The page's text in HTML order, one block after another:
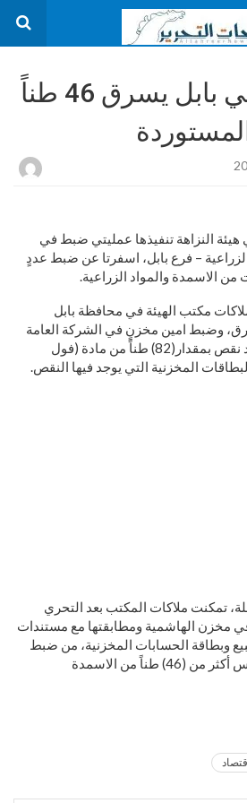
أمين مخزن في بابل يسرق 46 طناً
هيئة النزاهة تنفيذها عمليتي ضبط في
– فرع بابل، اسفرتا عن ضبط عددٍ
من الاسمدة والمواد الزراعية.
مكتب الهيئة في محافظة بابل
وضبط امين مخزنٍ في الشركة العامة
للتجهيزات الزراعية؛ لوجود نقص بمقدار(82) طناً من مادة (فول
المخزنية التي يوجد فيها النقص.
تمكنت ملاكات المكتب بعد التحري
مخزن الهاشمية ومطابقتها مع مستندات
وبطاقة الحسابات المخزنية، من ضبط
امين المخزن لقيامه باختلاس أكثر من (46) طناً من الاسمدة